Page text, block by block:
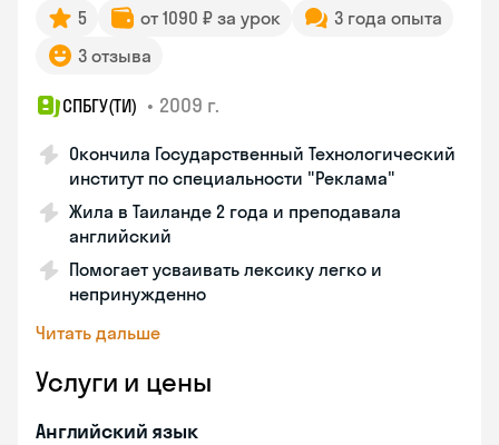
5 от 1090 ₽ за урок
3 года опыта
3 отзыва
СПБГУ(ТИ) • 2009 г.
Окончила Государственный Технологический
институт по специальности "Реклама"
Жила в Таиланде 2 года и преподавала
английский
Помогает усваивать лексику легко и
непринужденно
Читать дальше
Услуги и цены
Английский язык